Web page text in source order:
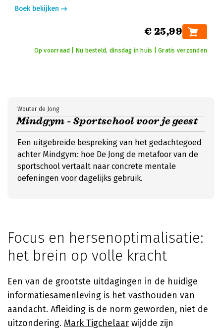
Boek bekijken
€ 25,99
Op voorraad | Nu besteld, dinsdag in huis | Gratis verzonden
Mindgym - Sportschool voor je geest
Wouter de Jong
Een uitgebreide bespreking van het gedachtegoed
achter Mindgym: hoe De Jong de metafoor van de
sportschool vertaalt naar concrete mentale
oefeningen voor dagelijks gebruik.
Focus en hersenoptimalisatie:
het brein op volle kracht
Een van de grootste uitdagingen in de huidige
informatiesamenleving is het vasthouden van
aandacht. Afleiding is de norm geworden, niet de
uitzondering. Mark Tigchelaar wijdde zijn